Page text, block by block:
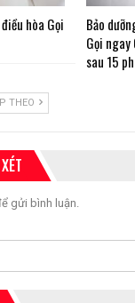
hòa Gọi
Bảo
Gọi
sau 15
THEO
gửi bình luận.